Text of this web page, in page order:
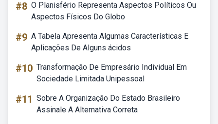
#8 O Planisfério Representa Aspectos Políticos Ou
Aspectos Físicos Do Globo
#9 A Tabela Apresenta Algumas Características E
Aplicações De Alguns ácidos
#10 Transformação De Empresário Individual Em
Sociedade Limitada Unipessoal
#11 Sobre A Organização Do Estado Brasileiro
Assinale A Alternativa Correta